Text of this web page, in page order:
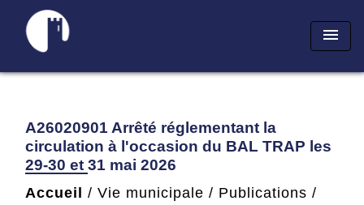
menu
A26020901 Arrêté réglementant la
circulation à l'occasion du BAL TRAP les
29-30 et 31 mai 2026
Accueil / Vie municipale / Publications /